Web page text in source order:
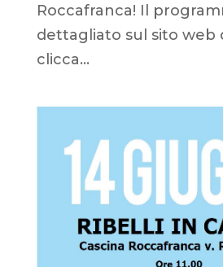
Roccafranca! Il
dettagliato sul sito web
clicca...